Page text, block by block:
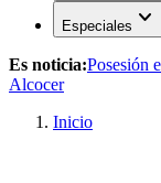
Especiales expand_more
Es noticia:Posesión
Alcocer
Inicio